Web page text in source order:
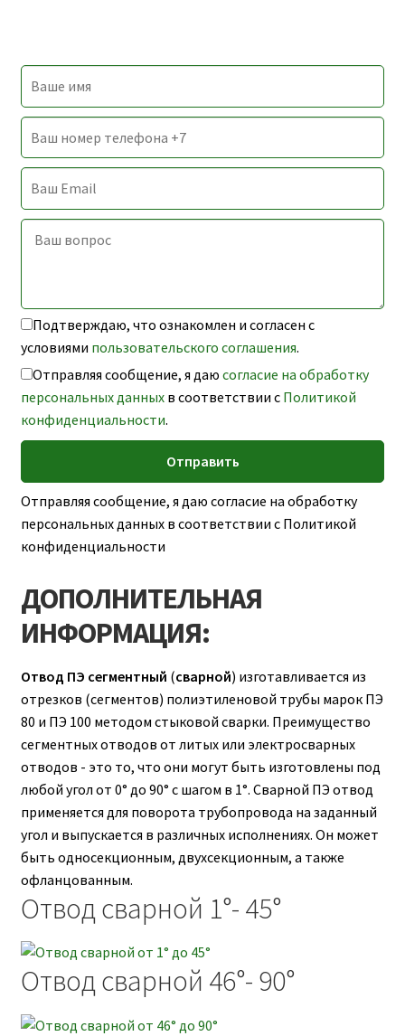
Подтверждаю, что ознакомлен и согласен с
условиями пользовательского соглашения.
Отправляя сообщение, я даю согласие на обработку
персональных данныхв соответствии с Политикой
конфиденциальности.
Отправляя сообщение, я даю согласие на обработку
персональных данных в соответствии с Политикой
конфиденциальности
ДОПОЛНИТЕЛЬНАЯ
ИНФОРМАЦИЯ:
Отвод ПЭ сегментный (сварной) изготавливается из
отрезков (сегментов) полиэтиленовой трубы марок ПЭ
80 и ПЭ 100 методом стыковой сварки. Преимущество
сегментных отводов от литых или электросварных
отводов - это то, что они могут быть изготовлены под
любой угол от 0° до 90° с шагом в 1°. Сварной ПЭ отвод
применяется для поворота трубопровода на заданный
угол и выпускается в различных исполнениях. Он может
быть односекционным, двухсекционным, а также
офланцованным.
Отвод сварной 1°- 45°
Отвод сварной 46°- 90°